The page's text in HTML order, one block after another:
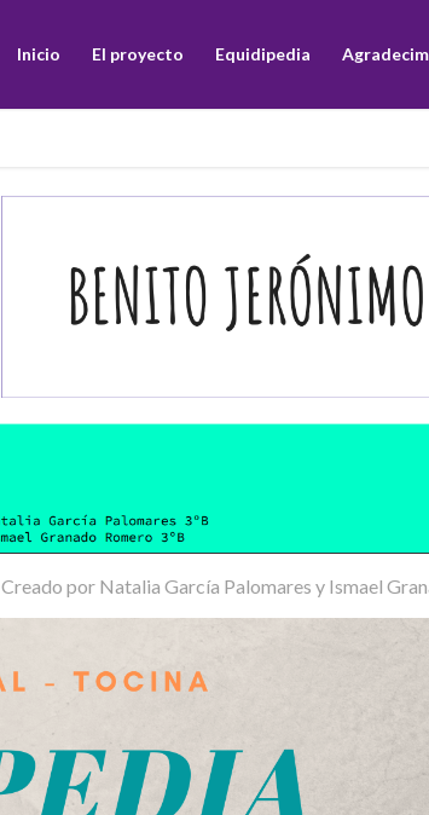
Inicio El proyecto Equidipedia
Creado por Natalia García Palomares y Ismael